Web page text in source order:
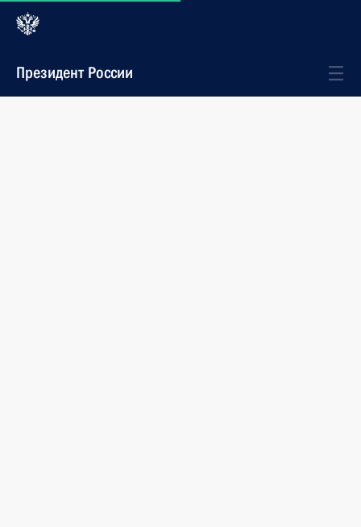
Президент России